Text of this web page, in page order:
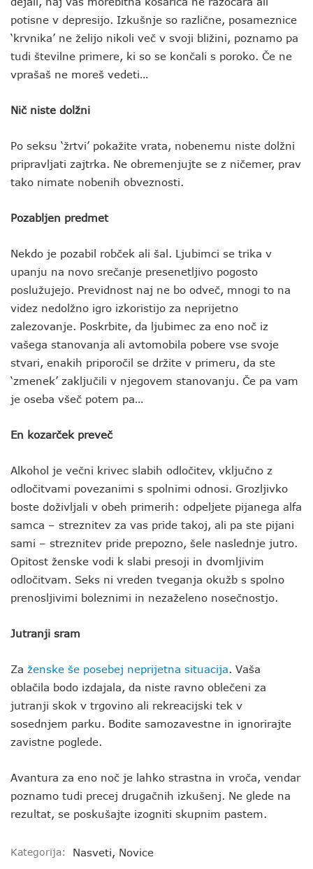
potisne v depresijo. Izkušnje so različne, posameznice
‘krvnika’ ne želijo nikoli več v svoji bližini, poznamo pa
tudi številne primere, ki so se končali s poroko. Če ne
vprašaš ne moreš vedeti…
Nič niste dolžni
Po seksu ‘žrtvi’ pokažite vrata, nobenemu niste dolžni
pripravljati zajtrka. Ne obremenjujte se z ničemer, prav
tako nimate nobenih obveznosti.
Pozabljen predmet
Nekdo je pozabil robček ali šal. Ljubimci se trika v
upanju na novo srečanje presenetljivo pogosto
poslužujejo. Previdnost naj ne bo odveč, mnogi to na
videz nedolžno igro izkoristijo za neprijetno
zalezovanje. Poskrbite, da ljubimec za eno noč iz
vašega stanovanja ali avtomobila pobere vse svoje
stvari, enakih priporočil se držite v primeru, da ste
‘zmenek’ zaključili v njegovem stanovanju. Če pa vam
je oseba všeč potem pa…
En kozarček preveč
Alkohol je večni krivec slabih odločitev, vključno z
odločitvami povezanimi s spolnimi odnosi. Grozljivko
boste doživljali v obeh primerih: odpeljete pijanega alfa
samca – streznitev za vas pride takoj, ali pa ste pijani
sami – streznitev pride prepozno, šele naslednje jutro.
Opitost ženske vodi k slabi presoji in dvomljivim
odločitvam. Seks ni vreden tveganja okužb s spolno
prenosljivimi boleznimi in nezaželeno nosečnostjo.
Jutranji sram
Za ženske še posebej neprijetna situacija. Vaša
oblačila bodo izdajala, da niste ravno oblečeni za
jutranji skok v trgovino ali rekreacijski tek v
sosednjem parku. Bodite samozavestne in ignorirajte
zavistne poglede.
Avantura za eno noč je lahko strastna in vroča, vendar
poznamo tudi precej drugačnih izkušenj. Ne glede na
rezultat, se poskušajte izogniti skupnim pastem.
Kategorija: Nasveti, Novice